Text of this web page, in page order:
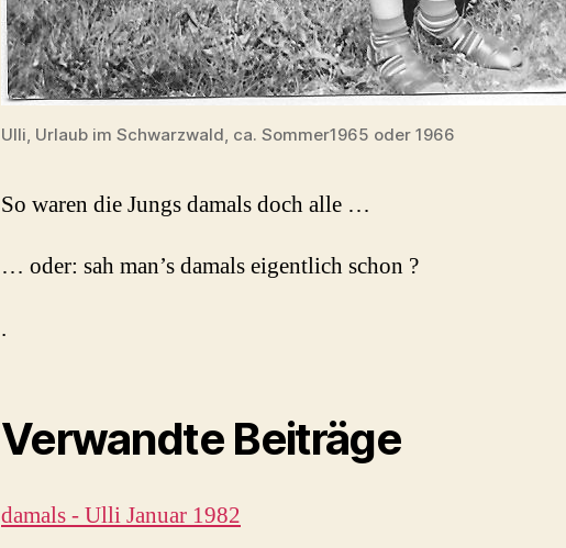
Ulli, Urlaub im Schwarzwald, ca. Sommer1965 oder 1966
So waren die Jungs damals doch alle …
… oder: sah man’s damals eigentlich schon ?
.
Verwandte Beiträge
damals - Ulli Januar 1982